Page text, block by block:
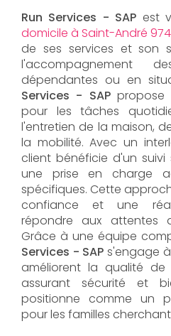
Run Services - SAP est
domicile à Saint-André 974
de ses services et son
l'accompagnement
dépendantes ou en
Services - SAP propose
pour les tâches
l'entretien de la maison,
la mobilité. Avec un
client bénéficie d'un suivi
une prise en charge
spécifiques. Cette
confiance et une
répondre aux attentes
Grâce à une équipe
Services - SAPs'engage
améliorent la qualité
assurant sécurité et
positionne comme un
pour les familles